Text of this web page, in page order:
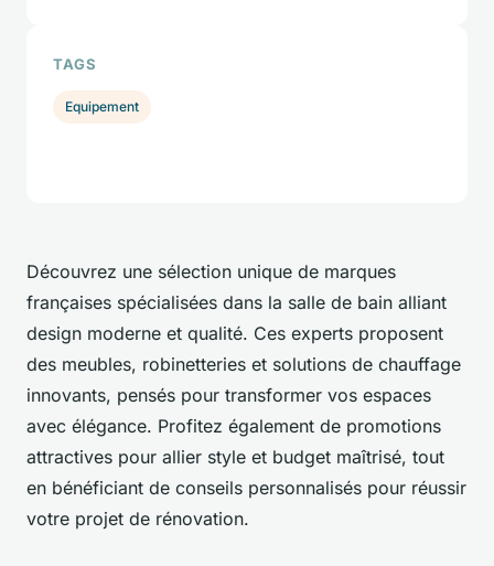
Découvrez une sélection unique de marques
françaises spécialisées dans la salle de bain alliant
design moderne et qualité. Ces experts proposent
des meubles, robinetteries et solutions de chauffage
innovants, pensés pour transformer vos espaces
avec élégance. Profitez également de promotions
attractives pour allier style et budget maîtrisé, tout
en bénéficiant de conseils personnalisés pour réussir
votre projet de rénovation.
TAGS
Equipement